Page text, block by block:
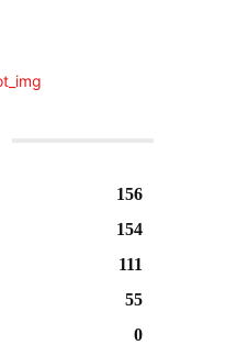
156
154
111
55
0